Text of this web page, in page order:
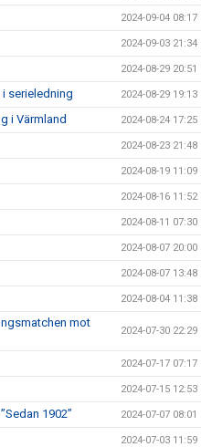
2024-09-04 08:17
2024-09-03 21:34
2024-08-29 20:51
serieledning 2024-08-29 19:13
i Värmland 2024-08-24 17:25
2024-08-23 21:48
2024-08-19 11:09
2024-08-16 11:52
2024-08-11 07:30
2024-08-07 20:00
2024-08-07 13:48
2024-08-04 11:38
mot
2024-07-30 22:29
2024-07-17 07:17
2024-07-15 12:53
1902” 2024-07-07 08:01
2024-07-03 11:59